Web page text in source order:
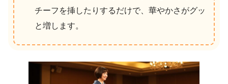
チーフを挿したりするだけで、華やかさがグッ
と増します。